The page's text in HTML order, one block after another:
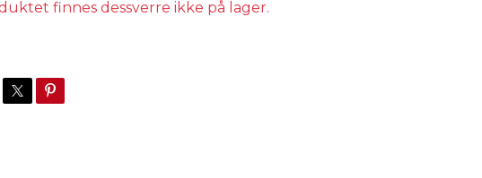
finnes dessverre ikke på lager.